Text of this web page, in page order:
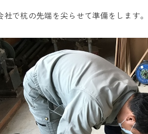
社で杭の先端を尖らせて準備をします。